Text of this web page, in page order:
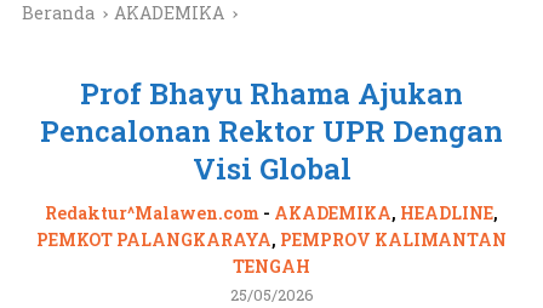
Beranda AKADEMIKA
Prof Bhayu Rhama Ajukan
Pencalonan Rektor UPR Dengan
Visi Global
Redaktur^Malawen.com - AKADEMIKA, HEADLINE,
PEMKOT PALANGKARAYA, PEMPROV KALIMANTAN
TENGAH
25/05/2026